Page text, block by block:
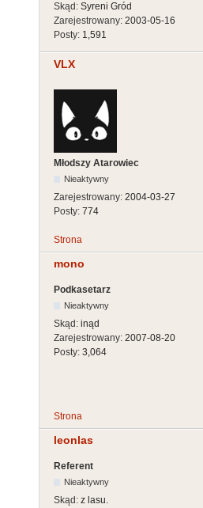
Skąd: Syreni Gród
Zarejestrowany: 2003-05-16
Posty: 1,591
VLX
Młodszy Atarowiec
Nieaktywny
Zarejestrowany: 2004-03-27
Posty: 774
Strona
mono
Podkasetarz
Nieaktywny
Skąd: inąd
Zarejestrowany: 2007-08-20
Posty: 3,064
Strona
leonlas
Referent
Nieaktywny
Skąd: z lasu.